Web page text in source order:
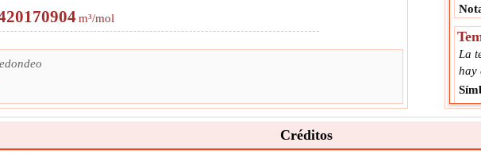
m³/mol
de salida
La
hay
Créditos